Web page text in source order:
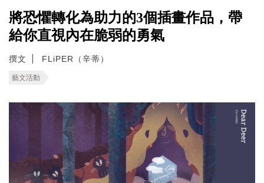
將恐懼轉化為助力的3個插畫作品，帶
給你直視內在脆弱的勇氣
撰文 FLiPER（辛蒂）
藝文活動